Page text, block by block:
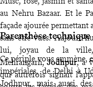
au Nehru Bazaar. Et le
façade ajourée
sans être vues.
lui, joyau de la
Mehrangarh,Jodhpur, à
qui autrefois signait
Parenthèse technique
Ce périple vous emmène,
impériales, de Delhi à
Jodhpur, mais aussi